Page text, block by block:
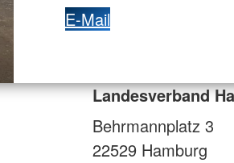
E-Mail
Landesverband
Behrmannplatz 3
22529 Hamburg